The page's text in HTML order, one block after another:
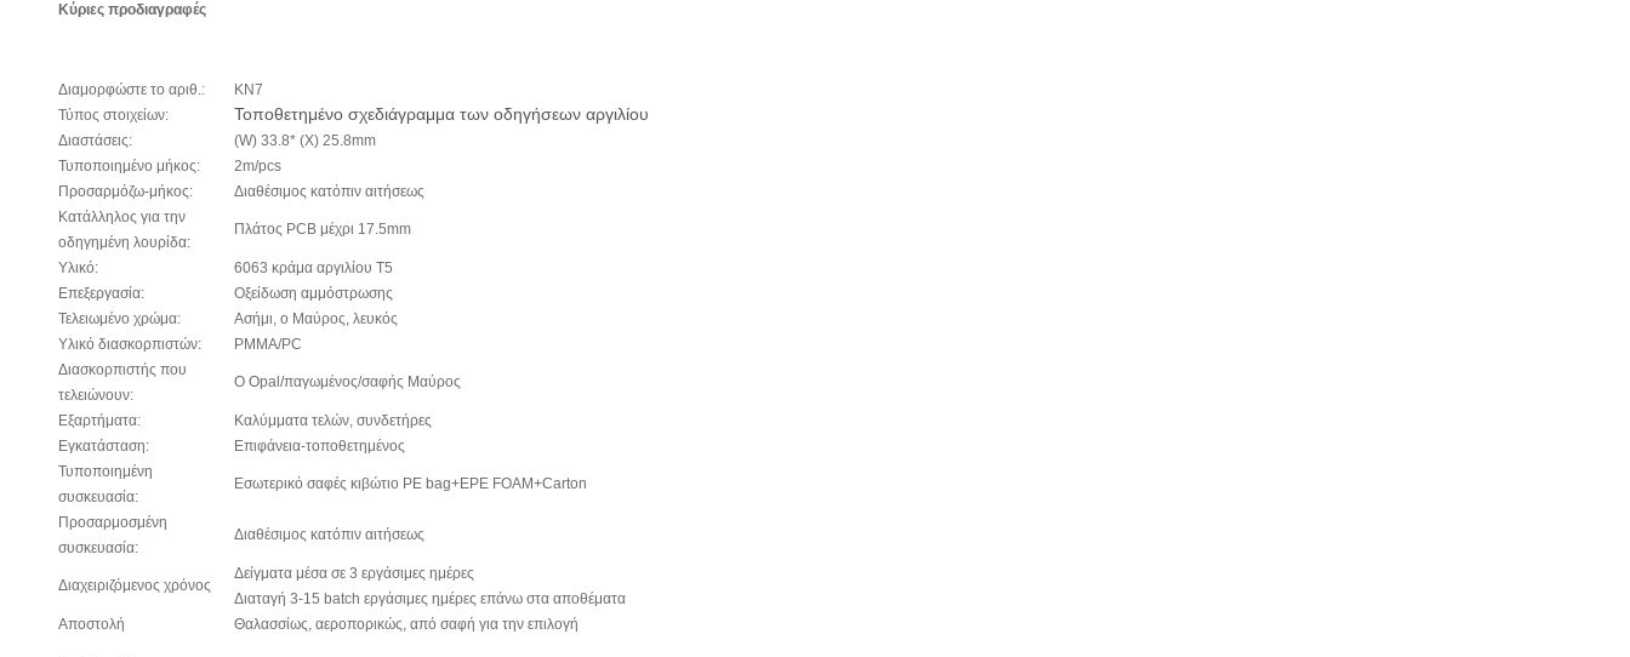
Κύριες προδιαγραφές
Διαμορφώστε το αριθ.:
KN7
Τύπος στοιχείων:
Τοποθετημένο σχεδιάγραμμα των οδηγήσεων αργιλίου
Διαστάσεις:
(W) 33.8* (Χ) 25.8mm
Τυποποιημένο μήκος:
2m/pcs
Προσαρμόζω-μήκος:
Διαθέσιμος κατόπιν αιτήσεως
Κατάλληλος για την
οδηγημένη λουρίδα:
Πλάτος PCB μέχρι 17.5mm
Υλικό:
6063 κράμα αργιλίου T5
Επεξεργασία:
Οξείδωση αμμόστρωσης
Τελειωμένο χρώμα:
Ασήμι, ο Μαύρος, λευκός
Υλικό διασκορπιστών:
PMMA/PC
Διασκορπιστής που
τελειώνουν:
Ο Opal/παγωμένος/σαφής Μαύρος
Εξαρτήματα:
Καλύμματα τελών, συνδετήρες
Εγκατάσταση:
Επιφάνεια-τοποθετημένος
Τυποποιημένη
συσκευασία:
Εσωτερικό σαφές κιβώτιο PE bag+EPE FOAM+Carton
Προσαρμοσμένη
συσκευασία:
Διαθέσιμος κατόπιν αιτήσεως
Διαχειριζόμενος χρόνος
Δείγματα μέσα σε 3 εργάσιμες ημέρες
Διαταγή 3-15 batch εργάσιμες ημέρες επάνω στα αποθέματα
Αποστολή
Θαλασσίως, αεροπορικώς, από σαφή για την επιλογή